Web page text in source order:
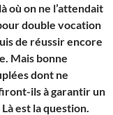
où on ne l’attendait
double vocation
de réussir encore
Mais bonne
dont ne
ils à garantir un
est la question.